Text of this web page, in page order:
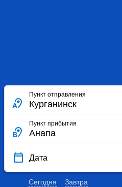
Пункт отправления
Пункт прибытия
Дата
Сегодня Завтра